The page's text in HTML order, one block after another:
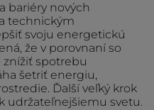
bariéry nových
technickým
svoju energetickú
že v porovnaní so
spotrebu
šetriť energiu,
Ďalší veľký krok
udržateľnejšiemu svetu.